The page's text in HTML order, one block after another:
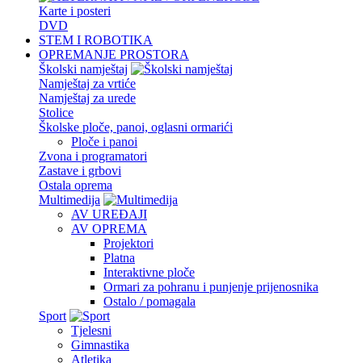
Karte i posteri
DVD
STEM I ROBOTIKA
OPREMANJE PROSTORA
Školski namještaj
Namještaj za vrtiće
Namještaj za urede
Stolice
Školske ploče, panoi, oglasni ormarići
Ploče i panoi
Zvona i programatori
Zastave i grbovi
Ostala oprema
Multimedija
AV UREĐAJI
AV OPREMA
Projektori
Platna
Interaktivne ploče
Ormari za pohranu i punjenje prijenosnika
Ostalo / pomagala
Sport
Tjelesni
Gimnastika
Atletika